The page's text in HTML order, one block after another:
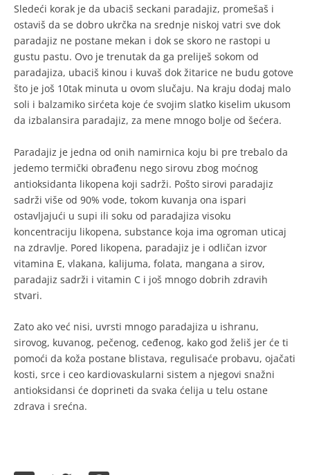
Sledeći korak je da ubaciš seckani paradajiz, promešaš i
ostaviš da se dobro ukrčka na srednje niskoj vatri sve dok
paradajiz ne postane mekan i dok se skoro ne rastopi u
gustu pastu. Ovo je trenutak da ga preliješ sokom od
paradajiza, ubaciš kinou i kuvaš dok žitarice ne budu gotove
što je još 10tak minuta u ovom slučaju. Na kraju dodaj malo
soli i balzamiko sirćeta koje će svojim slatko kiselim ukusom
da izbalansira paradajiz, za mene mnogo bolje od šećera.
Paradajiz je jedna od onih namirnica koju bi pre trebalo da
jedemo termički obrađenu nego sirovu zbog moćnog
antioksidanta likopena koji sadrži. Pošto sirovi paradajiz
sadrži više od 90% vode, tokom kuvanja ona ispari
ostavljajući u supi ili soku od paradajiza visoku
koncentraciju likopena, substance koja ima ogroman uticaj
na zdravlje. Pored likopena, paradajiz je i odličan izvor
vitamina E, vlakana, kalijuma, folata, mangana a sirov,
paradajiz sadrži i vitamin C i još mnogo dobrih zdravih
stvari.
Zato ako već nisi, uvrsti mnogo paradajiza u ishranu,
sirovog, kuvanog, pečenog, ceđenog, kako god želiš jer će ti
pomoći da koža postane blistava, regulisaće probavu, ojačati
kosti, srce i ceo kardiovaskularni sistem a njegovi snažni
antioksidansi će doprineti da svaka ćelija u telu ostane
zdrava i srećna.